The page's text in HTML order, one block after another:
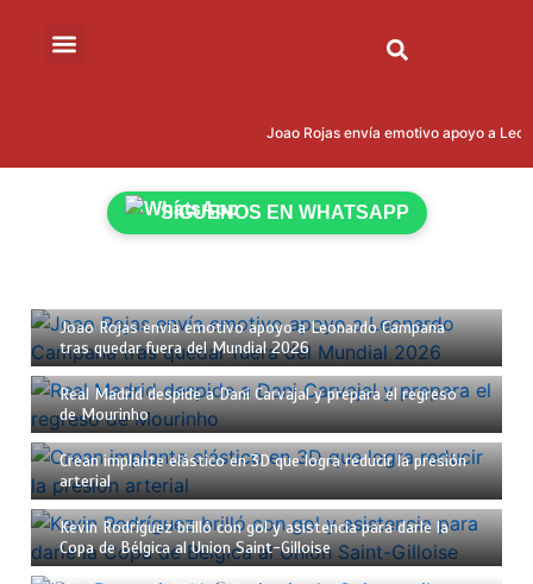
Joao Rojas envía emotivo apoyo a
SÍGUENOS EN WHATSAPP
Joao Rojas envía emotivo apoyo a Leonardo Campana
tras quedar fuera del Mundial 2026
18 de mayo de 2026 2 mins
Real Madrid despide a Dani Carvajal y prepara el regreso
de Mourinho
18 de mayo de 2026 2 mins
Crean implante elástico en 3D que logra reducir la presión
arterial
15 de mayo de 2026 2 mins
Kevin Rodríguez brilló con gol y asistencia para darle la
Copa de Bélgica al Union Saint-Gilloise